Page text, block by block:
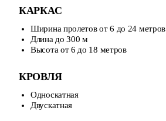
КАРКАС
Ширина пролетов от 6 до 24 метров
Длина до 300 м
Высота от 6 до 18 метров
КРОВЛЯ
Односкатная
Двускатная